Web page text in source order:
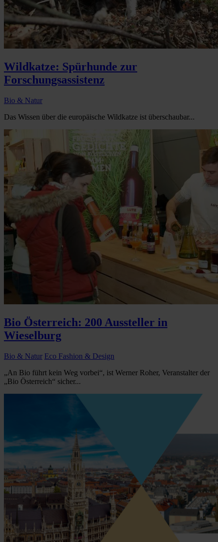
Wildkatze: Spürhunde zur
Forschungsassistenz
Bio & Natur
Das Wissen über die europäische Wildkatze ist überschaubar...
Bio Österreich: 200 Aussteller in
Wieselburg
Bio & Natur Eco Fashion & Design
„An Bio führt kein Weg vorbei“, ist Werner Roher, Veranstalter der
„Bio Österreich“ sicher...